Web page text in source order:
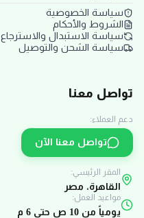
سياسة الخصوصية
الشروط والأحكام
سياسة الاستبدال والاسترجاع
سياسة الشحن والتوصيل
تواصل معنا
دعم العملاء:
تواصل معنا الآن
المقر الرئيسي:
القاهرة، مصر
مواعيد العمل:
يومياً من 10 ص حتى 6 م